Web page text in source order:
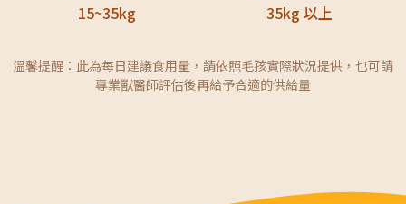
15~35kg 35kg 以上
溫馨提醒：此為每日建議食用量，請依照毛孩實際狀況提供，也可請
專業獸醫師評估後再給予合適的供給量